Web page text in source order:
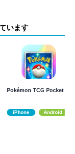
います
Pokémon TCG Pocket
iPhone Android